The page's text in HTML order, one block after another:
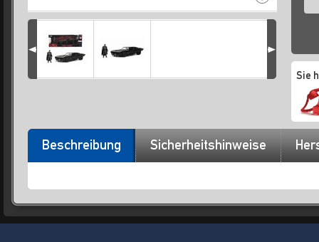
Sie
Beschreibung Sicherheitshinweise